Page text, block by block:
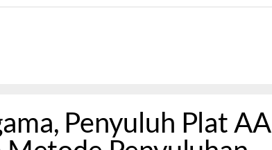
Penyuluh Plat AA